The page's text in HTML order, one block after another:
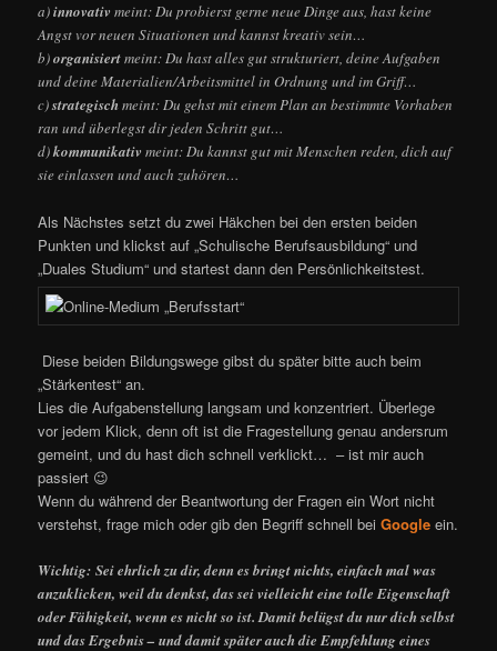
a)innovativ meint: Du probierst gerne neue Dinge aus, hast keine
Angst vor neuen Situationen und kannst kreativ sein…
b)organisiertmeint: Du hast alles gut strukturiert, deine Aufgaben
und deine Materialien/Arbeitsmittel in Ordnung und im Griff…
c)strategischmeint: Du gehst mit einem Plan an bestimmte Vorhaben
ran und überlegst dir jeden Schritt gut…
d)kommunikativ meint: Du kannst gut mit Menschen reden, dich auf
sie einlassen und auch zuhören…
Als Nächstes setzt du zwei Häkchen bei den ersten beiden
Punkten und klickst auf „Schulische Berufsausbildung“ und
„Duales Studium“ und startest dann den Persönlichkeitstest.
Diese beiden Bildungswege gibst du später bitte auch beim
„Stärkentest“ an.
Lies die Aufgabenstellung langsam und konzentriert. Überlege
vor jedem Klick, denn oft ist die Fragestellung genau andersrum
gemeint, und du hast dich schnell verklickt… – ist mir auch
passiert 😉
Wenn du während der Beantwortung der Fragen ein Wort nicht
verstehst, frage mich oder gib den Begriff schnell beiGoogleein.
Wichtig: Sei ehrlich zu dir, denn es bringt nichts, einfach mal was
anzuklicken, weil du denkst, das sei vielleicht eine tolle Eigenschaft
oder Fähigkeit, wenn es nicht so ist. Damit belügst du nur dich selbst
und das Ergebnis – und damit später auch die Empfehlung eines